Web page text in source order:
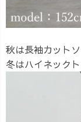
秋は長袖カットソ
冬はハイネック